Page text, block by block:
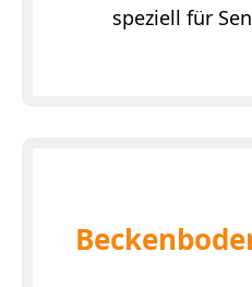
speziell für